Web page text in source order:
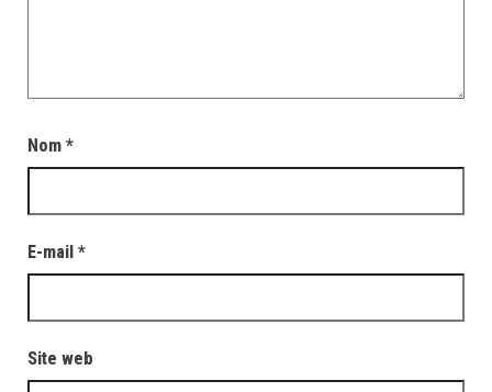
Nom *
E-mail *
Site web